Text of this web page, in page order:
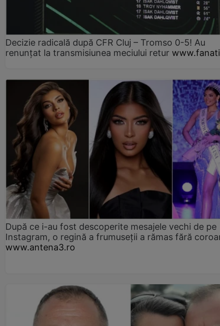
Decizie radicală după CFR Cluj – Tromso 0-5! Au
renunțat la transmisiunea meciului retur
După ce i-au fost descoperite mesajele vechi de pe
Instagram, o regină a frumuseții a rămas fără
www.antena3.ro